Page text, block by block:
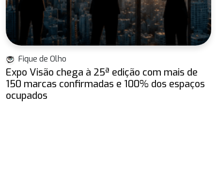
Fique de Olho
Expo Visão chega à 25ª edição com mais de
150 marcas confirmadas e 100% dos espaços
ocupados